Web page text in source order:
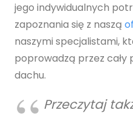
jego indywidualnych
zapoznania się z naszą
naszymi specjalistami,
poprowadzą przez cały
dachu.
Przeczytaj